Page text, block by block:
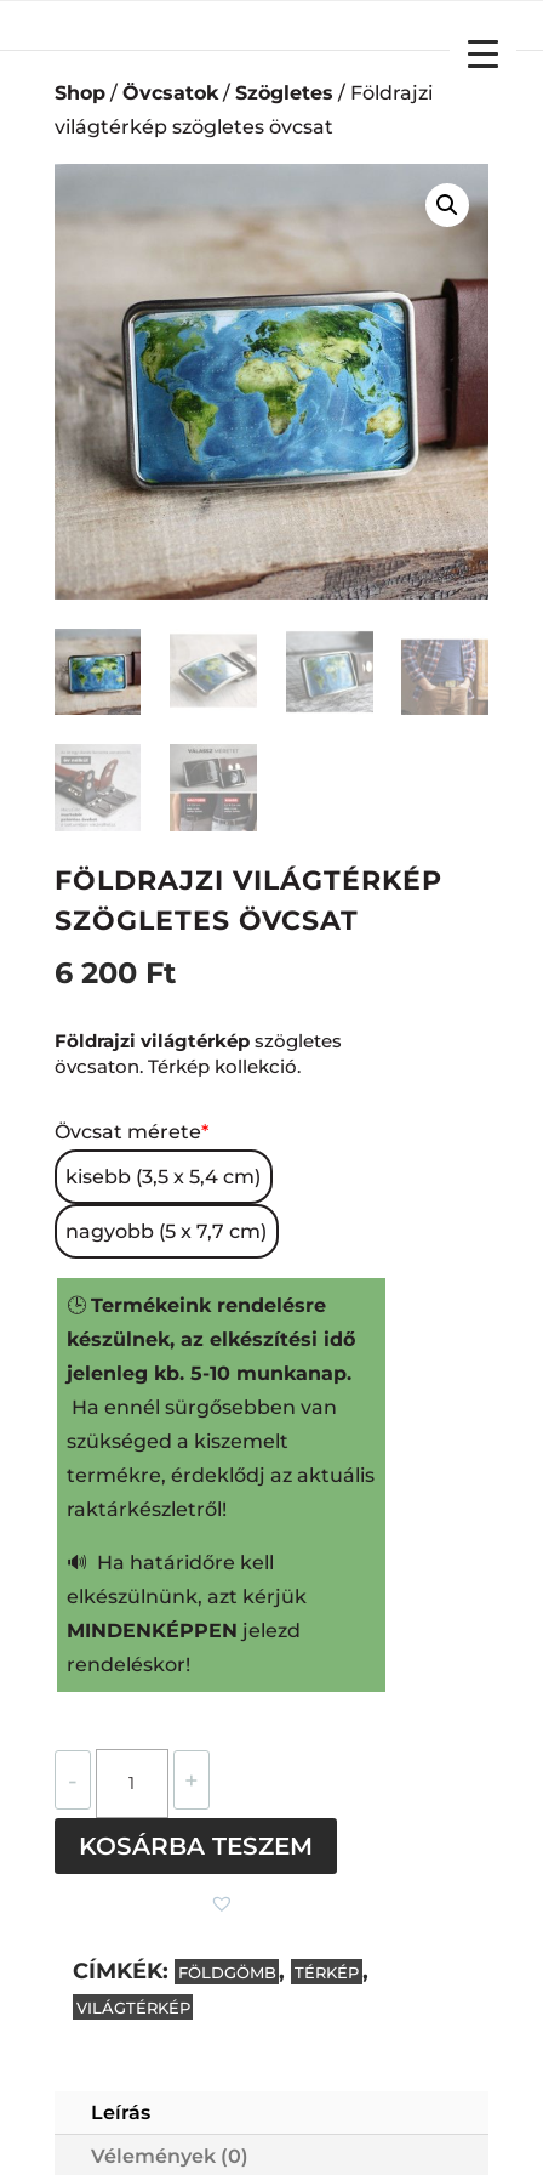
Shop/ Övcsatok/ Szögletes / Földrajzi
világtérkép szögletes övcsat
FÖLDRAJZI VILÁGTÉRKÉP
SZÖGLETES ÖVCSAT
6 200 Ft
Földrajzi világtérképszögletes
övcsaton. Térkép kollekció.
*
Övcsat mérete
kisebb (3,5 x 5,4 cm)
nagyobb (5 x 7,7 cm)
🕒 Termékeink rendelésre
készülnek, az elkészítési idő
jelenleg kb. 5-10 munkanap.
Ha ennél sürgősebben van
szükséged a kiszemelt
termékre, érdeklődj az aktuális
raktárkészletről!
🔊 Ha határidőre kell
elkészülnünk, azt kérjük
MINDENKÉPPEN jelezd
rendeléskor!
-
szögletes
+
KOSÁRBA TESZEM
CÍMKÉK: FÖLDGÖMB, TÉRKÉP,
VILÁGTÉRKÉP
Leírás
Vélemények (0)
YOUR CART